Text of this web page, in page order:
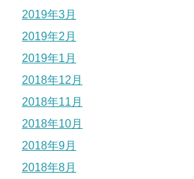
2019年3月
2019年2月
2019年1月
2018年12月
2018年11月
2018年10月
2018年9月
2018年8月